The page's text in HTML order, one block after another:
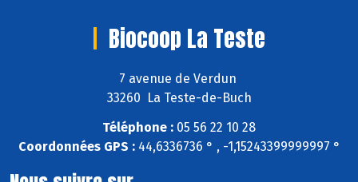
Biocoop La Teste
7 avenue de Verdun
33260 La Teste-de-Buch
Téléphone : 05 56 22 10 28
Coordonnées GPS :44,6336736 ° , -1,15243399999997 °